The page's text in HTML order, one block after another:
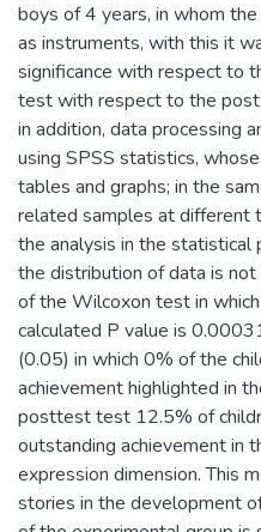
boys of 4 years, in whom
as instruments, with this it
significance with respect to
test with respect to the post
in addition, data processing
using SPSS statistics,
tables and graphs; in the
related samples at different
the analysis in the statistical
the distribution of data is
of the Wilcoxon test in
calculated P value is
(0.05) in which 0% of the
achievement highlighted in
posttest test 12.5% of
outstanding achievement in
expression dimension. This
stories in the development